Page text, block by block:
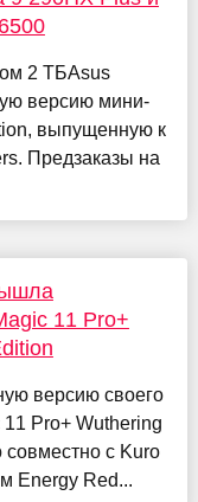
2 ТБAsus
версию мини-
выпущенную к
Предзаказы на
11 Pro+
версию своего
Pro+ Wuthering
совместно с Kuro
Energy Red...